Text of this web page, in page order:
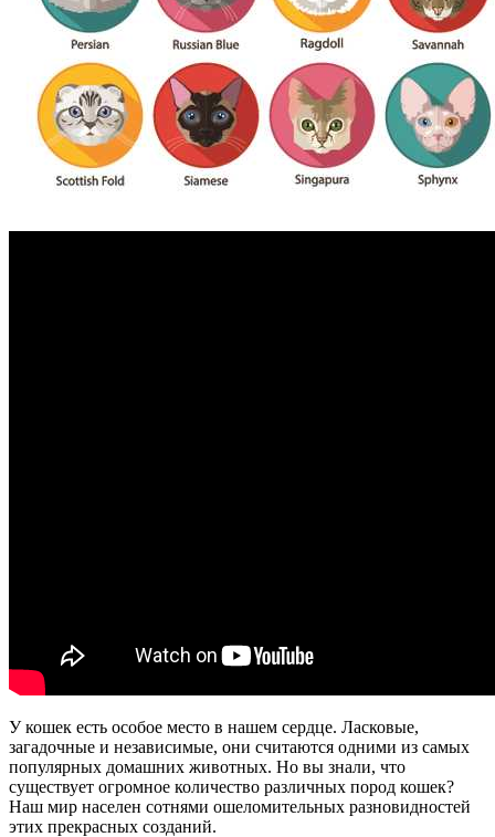
У кошек есть особое место в нашем сердце. Ласковые,
загадочные и независимые, они считаются одними из самых
популярных домашних животных. Но вы знали, что
существует огромное количество различных пород кошек?
Наш мир населен сотнями ошеломительных разновидностей
этих прекрасных созданий.